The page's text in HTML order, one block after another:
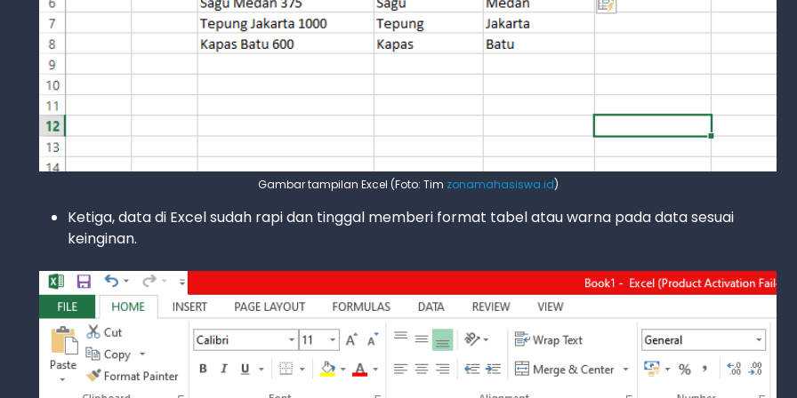
Gambar tampilan Excel (Foto: Tim zonamahasiswa.id)
Ketiga, data di Excel sudah rapi dan tinggal memberi format tabel atau warna pada data sesuai
keinginan.